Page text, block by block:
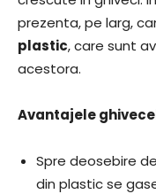
prezenta, pe larg,
plastic, care sunt
acestora.
Avantajele
Spre deosebire
din plastic se